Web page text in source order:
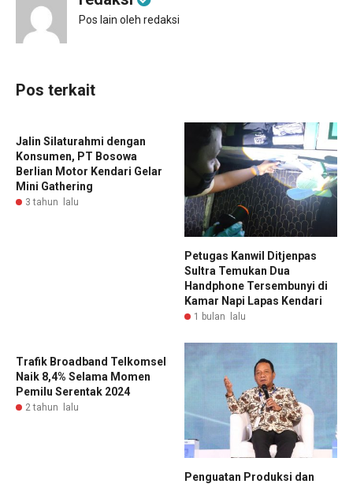
Pos lain oleh redaksi
Pos terkait
Jalin Silaturahmi dengan
Konsumen, PT Bosowa
Berlian Motor Kendari Gelar
Mini Gathering
3 tahun lalu
Petugas Kanwil Ditjenpas
Sultra Temukan Dua
Handphone Tersembunyi di
Kamar Napi Lapas Kendari
1 bulan lalu
Trafik Broadband Telkomsel
Naik 8,4% Selama Momen
Pemilu Serentak 2024
2 tahun lalu
Penguatan Produksi dan